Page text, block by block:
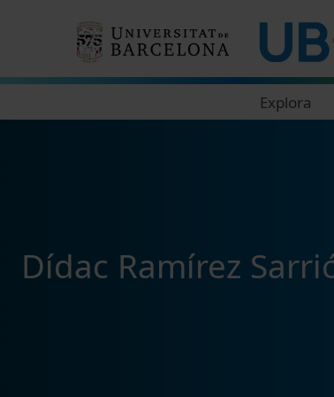
Explora
Dídac Ramírez